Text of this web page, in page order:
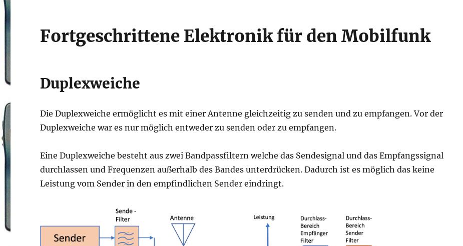
Fortgeschrittene Elektronik für den Mobilfunk
Duplexweiche
Die Duplexweiche ermöglicht es mit einer Antenne gleichzeitig zu senden und zu empfangen. Vor der
Duplexweiche war es nur möglich entweder zu senden oder zu empfangen.
Eine Duplexweiche besteht aus zwei Bandpassfiltern welche das Sendesignal und das Empfangssignal
durchlassen und Frequenzen außerhalb des Bandes unterdrücken. Dadurch ist es möglich das keine
Leistung vom Sender in den empfindlichen Sender eindringt.